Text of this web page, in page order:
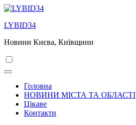
Перейти
вмісту
LYBID34
Новини Києва, Київщини
Головна
НОВИНИ МІСТА ТА ОБЛАСТІ
Цікаве
Контакти